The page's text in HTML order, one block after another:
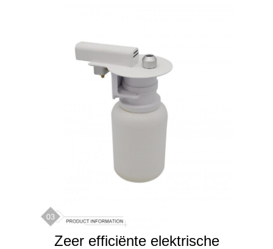
Zeer efficiënte elektrische